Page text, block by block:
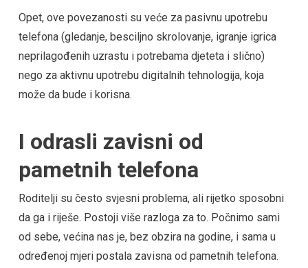
Opet, ove povezanosti su veće za pasivnu upotrebu
telefona (gledanje, besciljno skrolovanje, igranje igrica
neprilagođenih uzrastu i potrebama djeteta i slično)
nego za aktivnu upotrebu digitalnih tehnologija, koja
može da bude i korisna.
I odrasli zavisni od
pametnih telefona
Roditelji su često svjesni problema, ali rijetko sposobni
da ga i riješe. Postoji više razloga za to. Počnimo sami
od sebe, većina nas je, bez obzira na godine, i sama u
određenoj mjeri postala zavisna od pametnih telefona.